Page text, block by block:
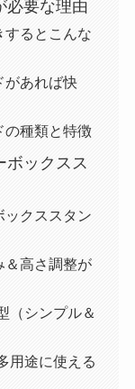
必要な理由
するとこんな
があれば快
の種類と特徴
ボックスス
ックススタン
＆高さ調整が
（シンプル＆
用途に使える